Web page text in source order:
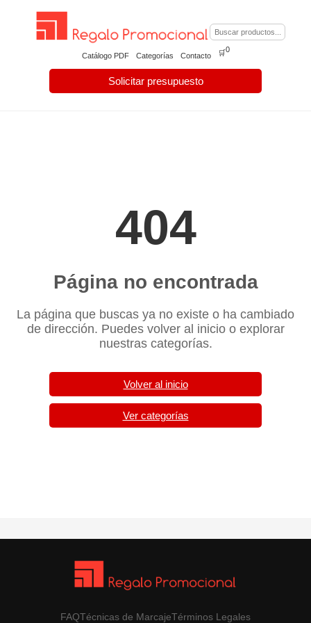
Catálogo PDF Categorías Contacto
Solicitar presupuesto
🛒0
404
Página no encontrada
La página que buscas ya no existe o ha cambiado
de dirección. Puedes volver al inicio o explorar
nuestras categorías.
Volver al inicio
Ver categorías
FAQTécnicas de MarcajeTérminos Legales